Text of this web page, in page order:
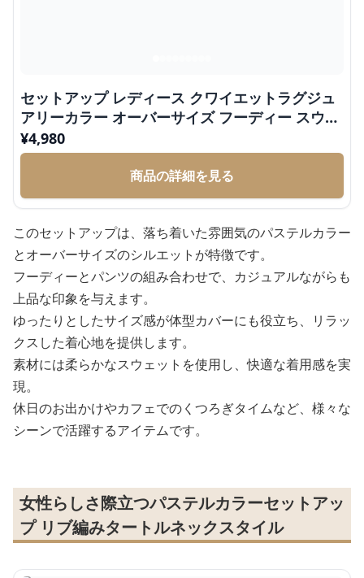
セットアップ レディース クワイエットラグジュ
アリーカラー オーバーサイズ フーディー スウェ
ット
¥4,980
商品の詳細を見る
このセットアップは、落ち着いた雰囲気のパステルカラー
とオーバーサイズのシルエットが特徴です。
フーディーとパンツの組み合わせで、カジュアルながらも
上品な印象を与えます。
ゆったりとしたサイズ感が体型カバーにも役立ち、リラッ
クスした着心地を提供します。
素材には柔らかなスウェットを使用し、快適な着用感を実
現。
休日のお出かけやカフェでのくつろぎタイムなど、様々な
シーンで活躍するアイテムです。
女性らしさ際立つパステルカラーセットアッ
プ リブ編みタートルネックスタイル